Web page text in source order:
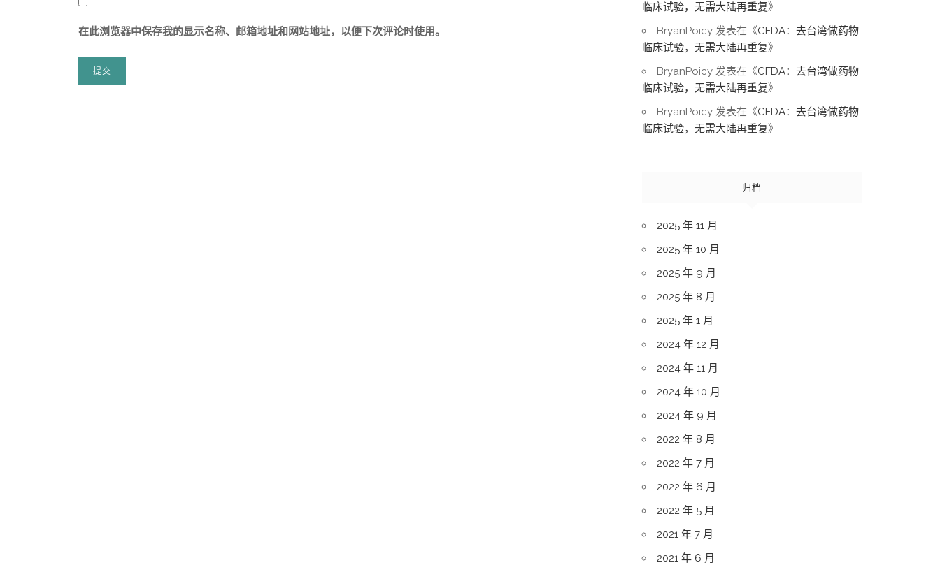
在此浏览器中保存我的显示名称、邮箱地址和网站地址，以便下次评论时使用。
临床试验，无需大陆再重复》
BryanPoicy 发表在《CFDA：去台湾做药物
临床试验，无需大陆再重复》
BryanPoicy 发表在《CFDA：去台湾做药物
临床试验，无需大陆再重复》
BryanPoicy 发表在《CFDA：去台湾做药物
临床试验，无需大陆再重复》
归档
2025 年 11 月
2025 年 10 月
2025 年 9 月
2025 年 8 月
2025 年 1 月
2024 年 12 月
2024 年 11 月
2024 年 10 月
2024 年 9 月
2022 年 8 月
2022 年 7 月
2022 年 6 月
2022 年 5 月
2021 年 7 月
2021 年 6 月